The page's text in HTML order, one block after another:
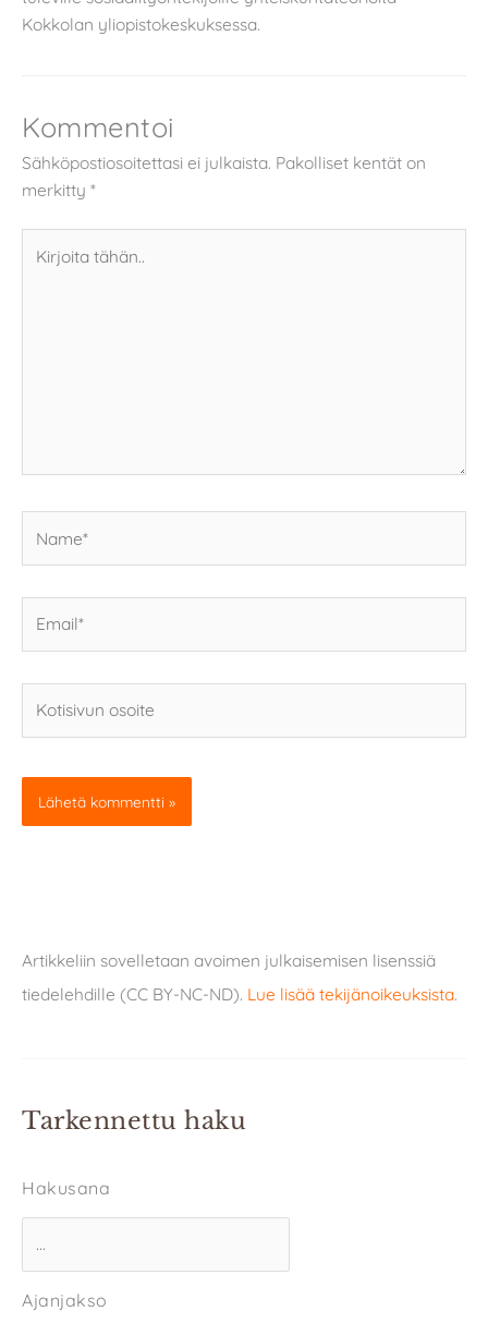
Kokkolan yliopistokeskuksessa.
Kommentoi
Sähköpostiosoitettasi ei julkaista. Pakolliset kentät on
merkitty *
tähän..
osoite
Artikkeliin sovelletaan avoimen julkaisemisen lisenssiä
tiedelehdille (CC BY-NC-ND). Lue lisää tekijänoikeuksista.
Tarkennettu haku
Hakusana
Ajanjakso